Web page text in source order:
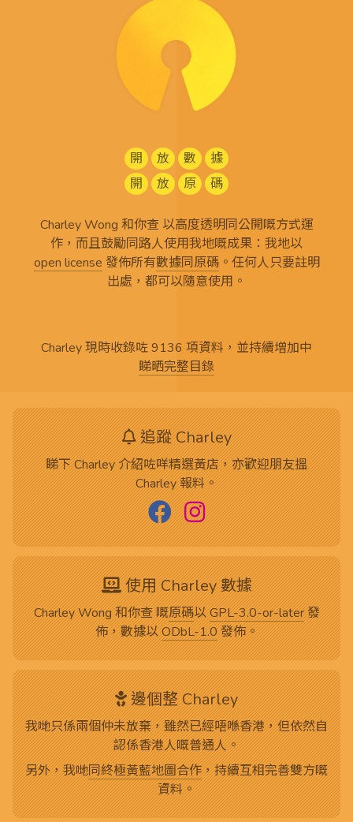
開 放 數
據
開
放 原 碼
Charley Wong 和你查 以高度透明同公開嘅方式運
作，而且鼓勵同路人使用我地嘅成果：我地以
open license 發佈所有數據同原碼。任何人只要註明
出處，都可以隨意使用。
Charley 現時收錄咗 9136 項資料，並持續增加中
睇晒完整目錄
追蹤 Charley
睇下 Charley 介紹咗咩精選黃店，亦歡迎朋友搵
Charley 報料。
使用 Charley 數據
Charley Wong 和你查 嘅原碼以GPL-3.0-or-later發
佈，數據以ODbL-1.0發佈。
邊個整 Charley
我哋只係兩個仲未放棄，雖然已經唔喺香港，但依然自
認係香港人嘅普通人。
另外，我哋同終極黃藍地圖合作，持續互相完善雙方嘅
資料。